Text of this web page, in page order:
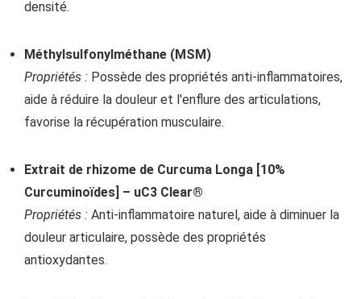
densité.
Méthylsulfonylméthane (MSM)
Propriétés : Possède des propriétés anti-inflammatoires,
aide à réduire la douleur et l'enflure des articulations,
favorise la récupération musculaire.
Extrait de rhizome de Curcuma Longa [10%
Curcuminoïdes] – uC3 Clear®
Propriétés : Anti-inflammatoire naturel, aide à diminuer la
douleur articulaire, possède des propriétés
antioxydantes.